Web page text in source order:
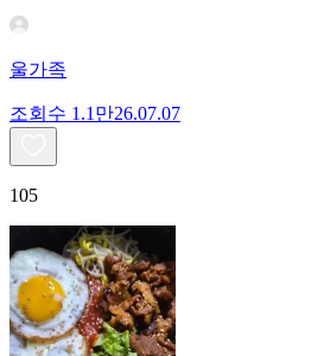
울가족
조회수 1.1만26.07.07
105